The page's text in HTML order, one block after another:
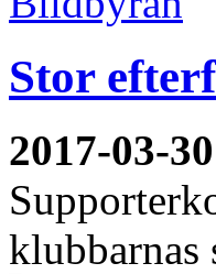
Stor
2017-03-
klubbarnas